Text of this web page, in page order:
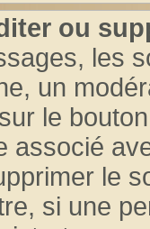
ou
les
un
le
associé
le
si une